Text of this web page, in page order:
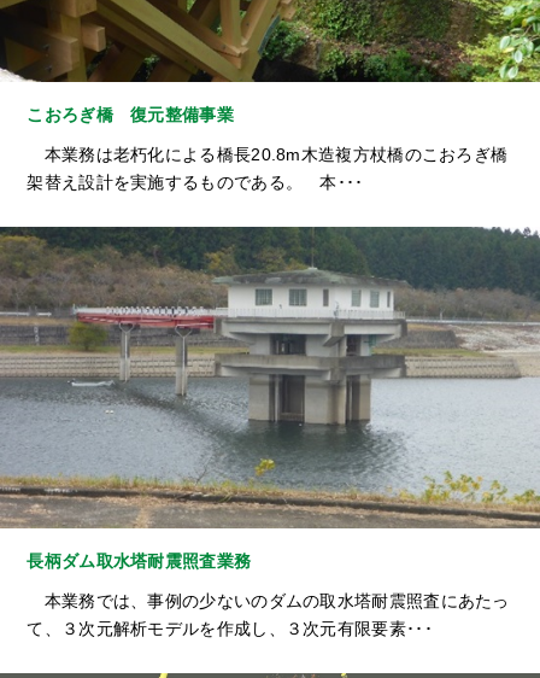
こおろぎ橋 復元整備事業
本業務は老朽化による橋長20.8m木造複方杖橋のこおろぎ橋
架替え設計を実施するものである。 本･･･
長柄ダム取水塔耐震照査業務
本業務では、事例の少ないのダムの取水塔耐震照査にあたっ
て、３次元解析モデルを作成し、３次元有限要素･･･